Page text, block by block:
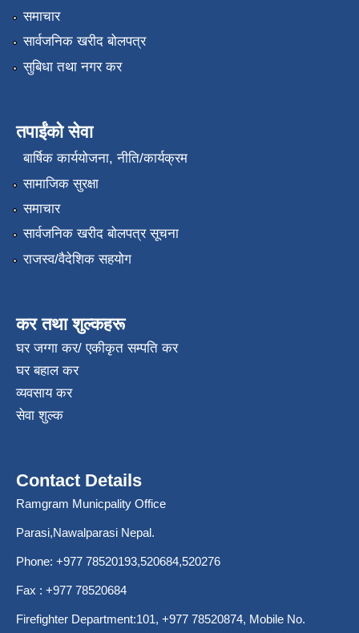
समाचार
सार्वजनिक खरीद बोलपत्र
सुबिधा तथा नगर कर
तपाईंको सेवा
बार्षिक कार्ययोजना, नीति/कार्यक्रम
सामाजिक सुरक्षा
समाचार
सार्वजनिक खरीद बोलपत्र सूचना
राजस्व/वैदेशिक सहयोग
कर तथा शुल्कहरू
घर जग्गा कर/ एकीकृत सम्पति कर
घर बहाल कर
व्यवसाय कर
सेवा शुल्क
Contact Details
Ramgram Municpality Office
Parasi,Nawalparasi Nepal.
Phone: +977 78520193,520684,520276
Fax : +977 78520684
Firefighter Department:101, +977 78520874, Mobile No.